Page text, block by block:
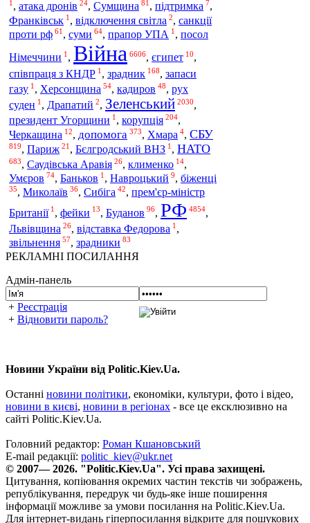
1 , атака дронів 24, Сумщина 81 , підтримка 7,
Франківськ 1 , відключення світла 2, санкції
проти рф 61 , суми 64, прапор УПА 1 , посол
Німеччини 1 , Війна 6606, єгипет 10,
співпраця з КНДР 1 , зрадник 168, запаси
газу 1 , Херсонщина 54, кадиров 48, рух
суден 1 , Драпатий 2, Зеленський 2030,
президент Угорщини 1 , корупція 204,
Черкащина 12, допомога 373, Хмара 4, СБУ
819, Париж 21, Бєлгродський ВНЗ 1, НАТО
683, Саудівська Аравія 26, клименко 14,
Умєров 74, Баньков 1 , Навроцький 9, біженці
35, Миколаїв 36, Сибіга 42, прем'єр-міністр
Британії 1, фейки 13, Буданов 96, РФ 4854,
Львівщина 26, відставка Федорова 1 ,
звільнення 57, зрадники 83
РЕКЛАМНІ ПОСИЛАННЯ
Адмін-панель
+ Реєстрація
+ Відновити пароль?
Новини України від Politic.Kiev.Ua.
Останні новини політики, економіки, культури, фото і відео,
новини в києві, новини в регіонах - все це ексклюзивно на
сайті Politic.Kiev.Ua.
Головний редактор: Роман Кшановський
E-mail редакції: politic_kiev@ukr.net
© 2007— 2026. "Politic.Kiev.Ua". Усі права захищені.
Цитування, копіювання окремих частин текстів чи зображень,
републікування, передрук чи будь-яке інше поширення
інформації можливе за умови посилання на Politic.Kiev.Ua.
Для інтернет-видань гіперпосилання відкрите для пошукових